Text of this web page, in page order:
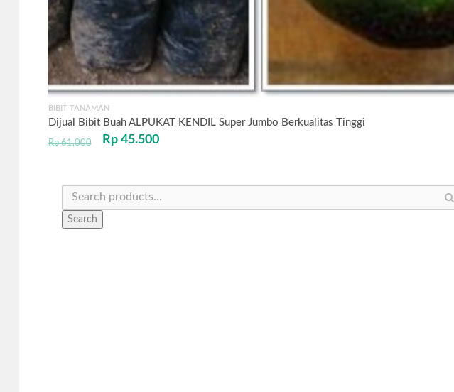
BIBIT TANAMAN
Dijual Bibit Buah ALPUKAT KENDIL Super Jumbo Berkualitas Tinggi
Rp61.000 Rp45.500
Search